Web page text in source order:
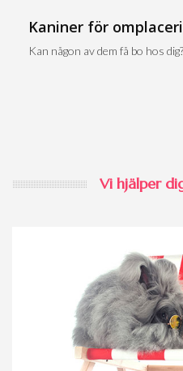
Kaniner för
Kan någon av dem få bo hos dig?
Vi hjälper